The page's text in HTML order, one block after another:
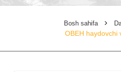
Bosh sahifa
ОВЕН haydovchi